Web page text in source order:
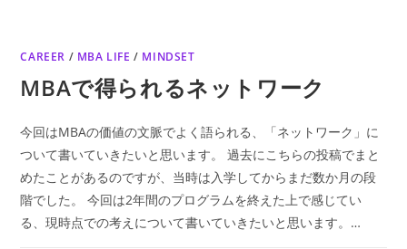
CAREER / MBA LIFE / MINDSET
MBAで得られるネットワーク
今回はMBAの価値の文脈でよく語られる、「ネットワーク」に
ついて書いていきたいと思います。 過去にこちらの投稿でまと
めたことがあるのですが、当時は入学してからまだ数か月の段
階でした。 今回は2年間のプログラムを終えた上で感じてい
る、現時点での考えについて書いていきたいと思います。…